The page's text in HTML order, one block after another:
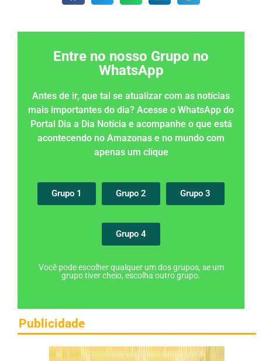
Entre no nosso Grupo no
WhatsApp
Antes de ir, que tal se atualizar com as notícias
mais importantes do dia? Acesse o WhatsApp do
Portal Dia a Dia Notícia e acompanhe o que está
acontecendo no Amazonas e no mundo com
apenas um clique
Grupo 1 Grupo 2 Grupo 3
Grupo 4
Você pode escolher qualquer um dos grupos, se um
grupo tiver cheio, escolha outro grupo.
Publicidade